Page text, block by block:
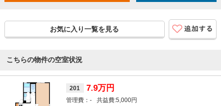
お気に入り一覧を見る
こちらの物件の空室状況
201 7.9万円
- 5,000円